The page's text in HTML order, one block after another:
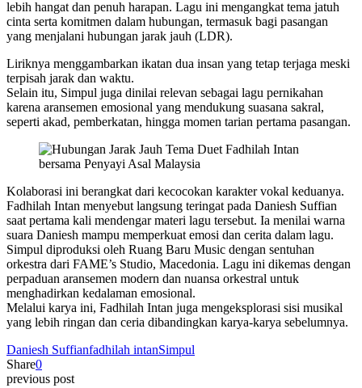
lebih hangat dan penuh harapan. Lagu ini mengangkat tema jatuh
cinta serta komitmen dalam hubungan, termasuk bagi pasangan
yang menjalani hubungan jarak jauh (LDR).
Liriknya menggambarkan ikatan dua insan yang tetap terjaga meski
terpisah jarak dan waktu.
Selain itu, Simpul juga dinilai relevan sebagai lagu pernikahan
karena aransemen emosional yang mendukung suasana sakral,
seperti akad, pemberkatan, hingga momen tarian pertama pasangan.
Kolaborasi ini berangkat dari kecocokan karakter vokal keduanya.
Fadhilah Intan menyebut langsung teringat pada Daniesh Suffian
saat pertama kali mendengar materi lagu tersebut. Ia menilai warna
suara Daniesh mampu memperkuat emosi dan cerita dalam lagu.
Simpul diproduksi oleh Ruang Baru Music dengan sentuhan
orkestra dari FAME’s Studio, Macedonia. Lagu ini dikemas dengan
perpaduan aransemen modern dan nuansa orkestral untuk
menghadirkan kedalaman emosional.
Melalui karya ini, Fadhilah Intan juga mengeksplorasi sisi musikal
yang lebih ringan dan ceria dibandingkan karya-karya sebelumnya.
Daniesh Suffianfadhilah intanSimpul
Share0
previous post